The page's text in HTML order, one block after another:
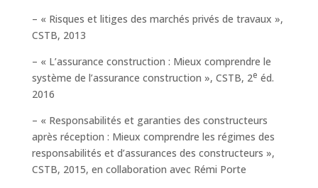
– « Risques et litiges des marchés privés de travaux »,
CSTB, 2013
– « L’assurance construction : Mieux comprendre le
système de l’assurance construction », CSTB, 2e éd.
2016
– « Responsabilités et garanties des constructeurs
après réception : Mieux comprendre les régimes des
responsabilités et d’assurances des constructeurs »,
CSTB, 2015, en collaboration avec Rémi Porte